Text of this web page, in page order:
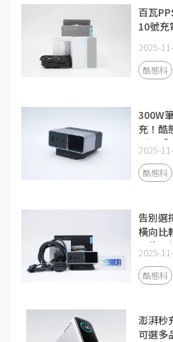
百瓦
10號充
2025-
酷態科
300W
充！酷
測：「
2025-
酷態科
告別選
橫向比
全能一
2025-
酷態科
澎湃秒
可選多